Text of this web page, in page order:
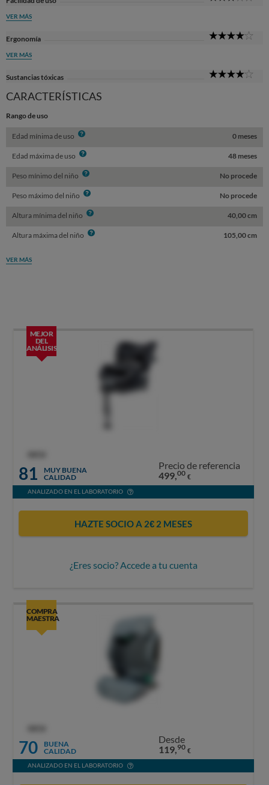
VER MÁS
Ergonomía
VER MÁS
Sustancias tóxicas
CARACTERÍSTICAS
Rango de uso
Edad mínima de uso Info 0 meses
Edad máxima de uso Info 48 meses
Peso mínimo del niño Info No procede
Peso máximo del niño Info No procede
Altura mínima del niño Info 40,00 cm
Altura máxima del niño Info 105,00 cm
VER MÁS
MEJOR
DEL
ANÁLISIS
81
MUY BUENA
CALIDAD
Precio de referencia
499,00 €
ANALIZADO EN EL LABORATORIO
HAZTE SOCIO A 2€ 2 MESES
¿Eres socio? Accede a tu cuenta
COMPRA
MAESTRA
70
BUENA
CALIDAD
Desde
119,90 €
ANALIZADO EN EL LABORATORIO